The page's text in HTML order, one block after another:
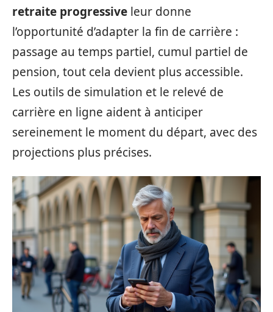
retraite progressive leur donne
l’opportunité d’adapter la fin de carrière :
passage au temps partiel, cumul partiel de
pension, tout cela devient plus accessible.
Les outils de simulation et le relevé de
carrière en ligne aident à anticiper
sereinement le moment du départ, avec des
projections plus précises.